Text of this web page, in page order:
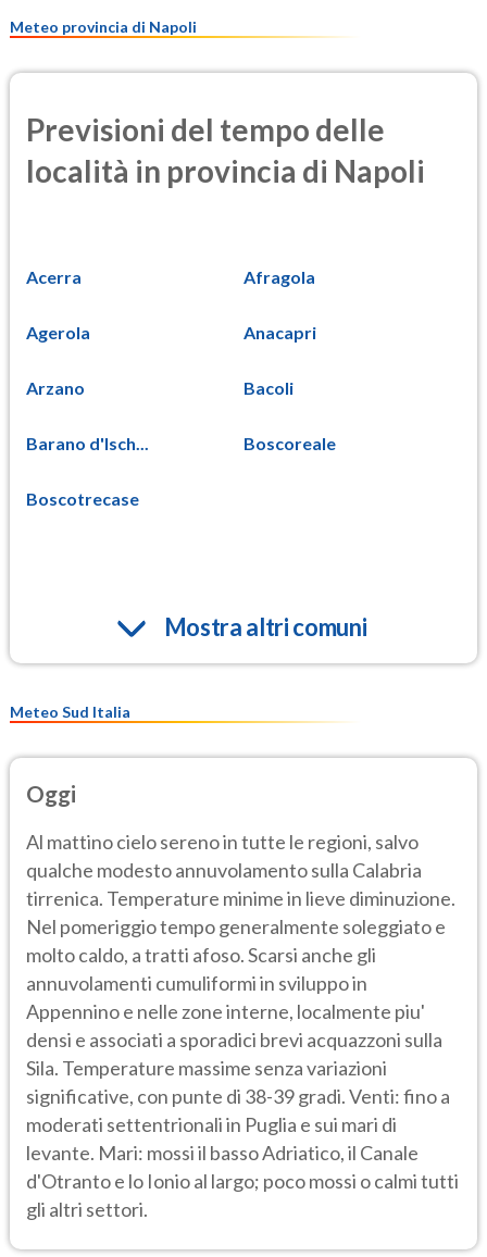
Meteo provincia di Napoli
Previsioni del tempo delle
località in provincia di Napoli
Acerra Afragola
Agerola Anacapri
Arzano Bacoli
Barano d'Isch... Boscoreale
Boscotrecase
Mostra altri comuni
Meteo Sud Italia
Oggi
Al mattino cielo sereno in tutte le regioni, salvo
qualche modesto annuvolamento sulla Calabria
tirrenica. Temperature minime in lieve diminuzione.
Nel pomeriggio tempo generalmente soleggiato e
molto caldo, a tratti afoso. Scarsi anche gli
annuvolamenti cumuliformi in sviluppo in
Appennino e nelle zone interne, localmente piu'
densi e associati a sporadici brevi acquazzoni sulla
Sila. Temperature massime senza variazioni
significative, con punte di 38-39 gradi. Venti: fino a
moderati settentrionali in Puglia e sui mari di
levante. Mari: mossi il basso Adriatico, il Canale
d'Otranto e lo Ionio al largo; poco mossi o calmi tutti
gli altri settori.